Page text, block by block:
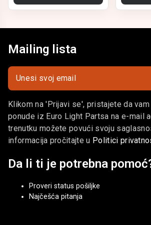
Mailing lista
Klikom na 'Prijavi se', pristajete da
ponude iz Euro Light Partsa na e-mail
trenutku možete povući svoju
informacija pročitajte u Politici
Da li ti je potrebna
Proveri status pošiljke
Najčešća pitanja